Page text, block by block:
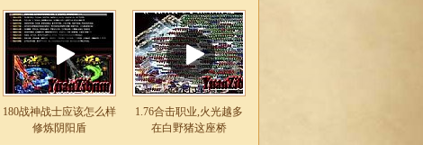
180战神战士应该怎么样
修炼阴阳盾
1.76合击职业,火光越多
在白野猪这座桥